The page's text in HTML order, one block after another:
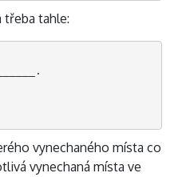
třeba tahle:
vynechaného místa co
vynechaná místa ve